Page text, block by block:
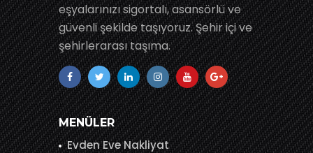
eşyalarınızı sigortalı, asansörlü ve
güvenli şekilde taşıyoruz. Şehir içi ve
şehirlerarası taşıma.
MENÜLER
Evden Eve Nakliyat